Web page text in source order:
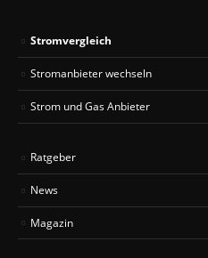
Stromvergleich
Stromanbieter wechseln
Strom und Gas Anbieter
Ratgeber
News
Magazin